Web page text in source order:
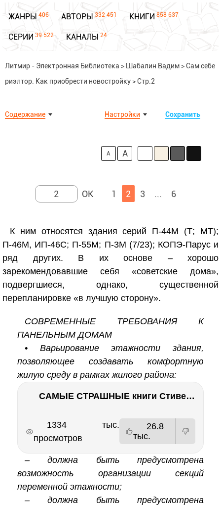
ЖАНРЫ 406 АВТОРЫ 332 451 КНИГИ 858 637
СЕРИИ 39 522 КАНАЛЫ 24
Литмир - Электронная Библиотека > Шабалин Вадим >Сам себе
риэлтор. Как приобрести новостройку >Стр.2
Содержание Сохранить
Настройки
A A
1 2 3 ... 6
К ним относятся здания серий П-44М (Т; МТ);
П-46М, ИП-46С; П-55М; П-3М (7/23); КОПЭ-Парус и
ряд других. В их основе – хорошо
зарекомендовавшие себя «советские дома»,
подвергшиеся, однако, существенной
перепланировке «в лучшую сторону».
СОВРЕМЕННЫЕ ТРЕБОВАНИЯ К
ПАНЕЛЬНЫМ ДОМАМ
• Варьирование этажности здания,
позволяющее создавать комфортную
жилую среду в рамках жилого района:
САМЫЕ СТРАШНЫЕ книги Стивена Кинга???
РЕКЛАМА
РЕКЛАМА
1334 тыс.
просмотров
26.8
тыс.
– должна быть предусмотрена
возможность организации секций
переменной этажности;
– должна быть предусмотрена